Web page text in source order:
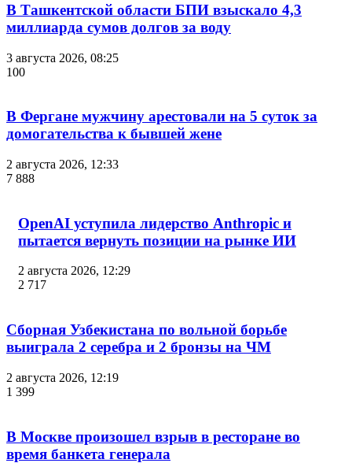
В Ташкентской области БПИ взыскало 4,3
миллиарда сумов долгов за воду
3 августа 2026, 08:25
100
В Фергане мужчину арестовали на 5 суток за
домогательства к бывшей жене
2 августа 2026, 12:33
7 888
OpenAI уступила лидерство Anthropic и
пытается вернуть позиции на рынке ИИ
2 августа 2026, 12:29
2 717
Сборная Узбекистана по вольной борьбе
выиграла 2 серебра и 2 бронзы на ЧМ
2 августа 2026, 12:19
1 399
В Москве произошел взрыв в ресторане во
время банкета генерала